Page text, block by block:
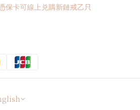
保卡可線上兑購新鏈戒乙只